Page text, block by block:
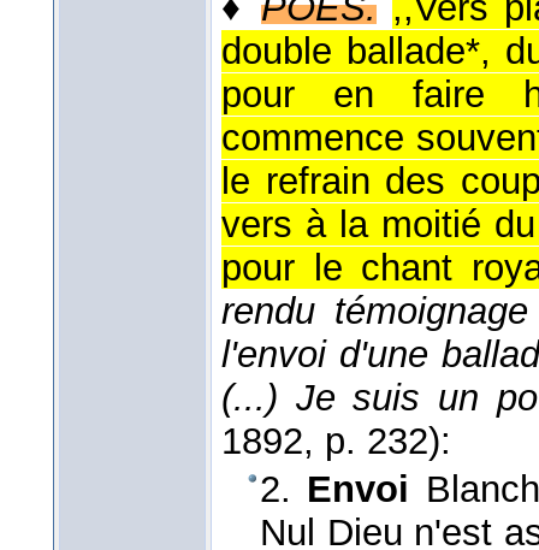
double ballade*,
pour en faire
commence
le refrain des
vers à la moitié
pour le chant
rendu
l'envoi d'une
(...) Je suis un
1892, p. 232):
2. Envoi
Nul Dieu n'est